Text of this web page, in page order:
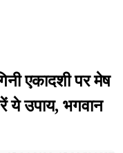
एकादशी पर मेष
ये उपाय, भगवान